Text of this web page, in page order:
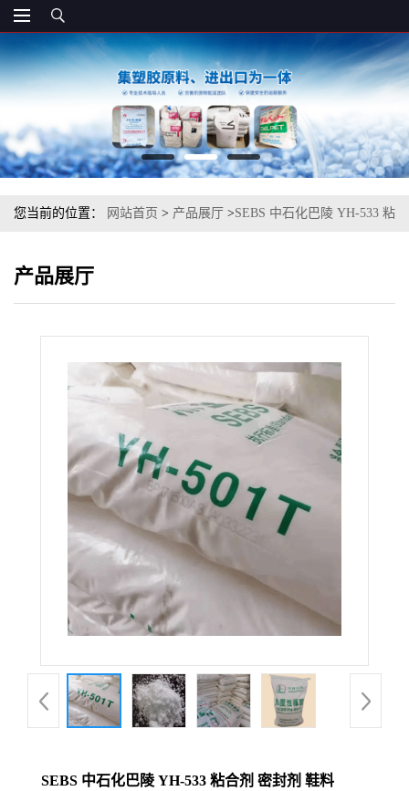
您当前的位置： 网站首页 > 产品展厅 >SEBS 中石化巴陵 YH-533 粘
产品展厅
SEBS 中石化巴陵 YH-533 粘合剂 密封剂 鞋料